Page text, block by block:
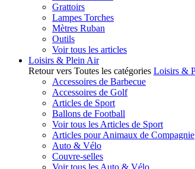
Grattoirs
Lampes Torches
Mètres Ruban
Outils
Voir tous les articles
Loisirs & Plein Air
Retour vers Toutes les catégories Loisirs &
Accessoires de Barbecue
Accessoires de Golf
Articles de Sport
Ballons de Football
Voir tous les Articles de Sport
Articles pour Animaux de Compagnie
Auto & Vélo
Couvre-selles
Voir tous les Auto & Vélo